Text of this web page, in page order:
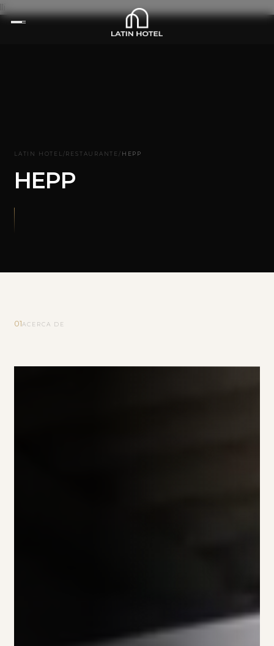
lli
LATIN HOTEL /RESTAURANTE/ HEPP
HEPP
01ACERCA DE